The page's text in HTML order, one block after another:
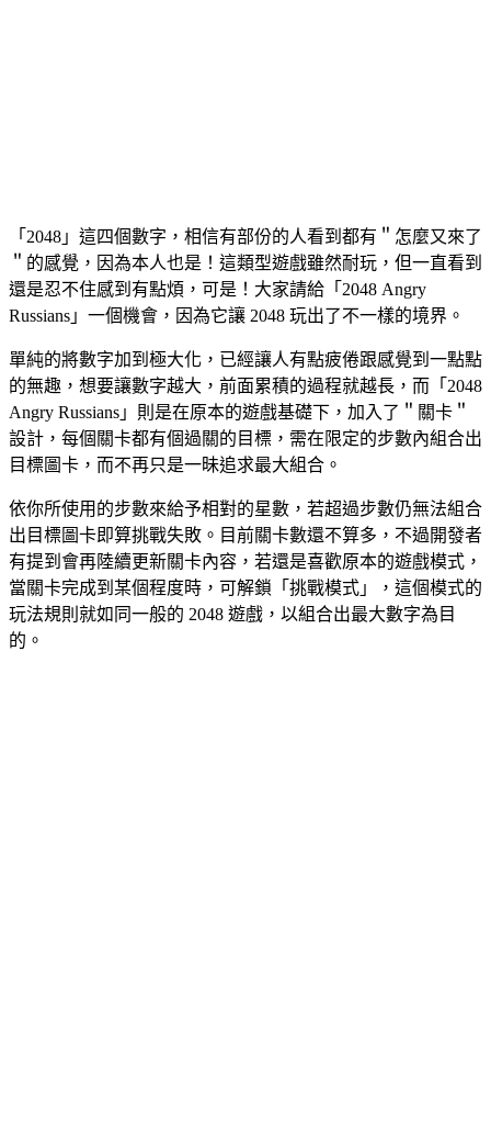
「2048」這四個數字，相信有部份的人看到都有＂怎麼又來了
＂的感覺，因為本人也是！這類型遊戲雖然耐玩，但一直看到
還是忍不住感到有點煩，可是！大家請給「2048 Angry
Russians」一個機會，因為它讓 2048 玩出了不一樣的境界。
單純的將數字加到極大化，已經讓人有點疲倦跟感覺到一點點
的無趣，想要讓數字越大，前面累積的過程就越長，而「2048
Angry Russians」則是在原本的遊戲基礎下，加入了＂關卡＂
設計，每個關卡都有個過關的目標，需在限定的步數內組合出
目標圖卡，而不再只是一昧追求最大組合。
依你所使用的步數來給予相對的星數，若超過步數仍無法組合
出目標圖卡即算挑戰失敗。目前關卡數還不算多，不過開發者
有提到會再陸續更新關卡內容，若還是喜歡原本的遊戲模式，
當關卡完成到某個程度時，可解鎖「挑戰模式」，這個模式的
玩法規則就如同一般的 2048 遊戲，以組合出最大數字為目
的。